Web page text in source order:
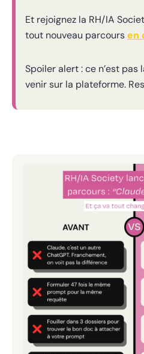
Et rejoignez la RH/IA
tout nouveau parcoursen
Spoiler alert : ce n’est pas
venir sur la plateforme.